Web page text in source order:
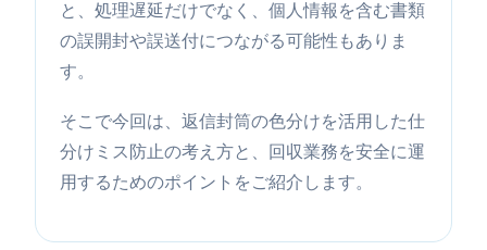
と、処理遅延だけでなく、個人情報を含む書類
の誤開封や誤送付につながる可能性もありま
す。
そこで今回は、返信封筒の色分けを活用した仕
分けミス防止の考え方と、回収業務を安全に運
用するためのポイントをご紹介します。